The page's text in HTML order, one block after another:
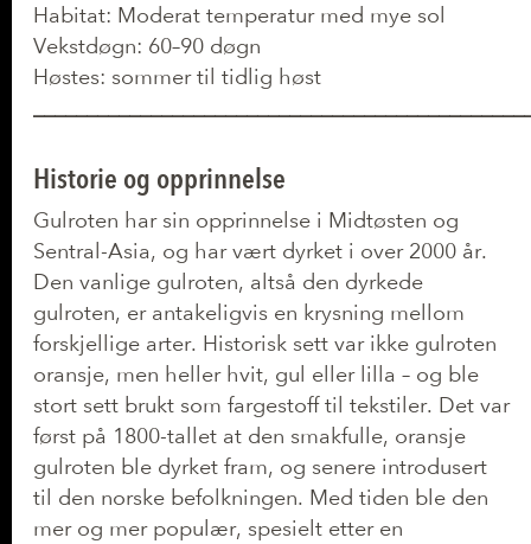
Habitat: Moderat temperatur med mye sol
Vekstdøgn: 60–90 døgn
Høstes: sommer til tidlig høst
Historie og opprinnelse
Gulroten har sin opprinnelse i Midtøsten og
Sentral-Asia, og har vært dyrket i over 2000 år.
Den vanlige gulroten, altså den dyrkede
gulroten, er antakeligvis en krysning mellom
forskjellige arter. Historisk sett var ikke gulroten
oransje, men heller hvit, gul eller lilla – og ble
stort sett brukt som fargestoff til tekstiler. Det var
først på 1800-tallet at den smakfulle, oransje
gulroten ble dyrket fram, og senere introdusert
til den norske befolkningen. Med tiden ble den
mer og mer populær, spesielt etter en